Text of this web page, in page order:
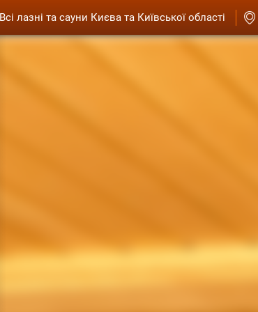
Всі лазні та сауни Києва та Київської області